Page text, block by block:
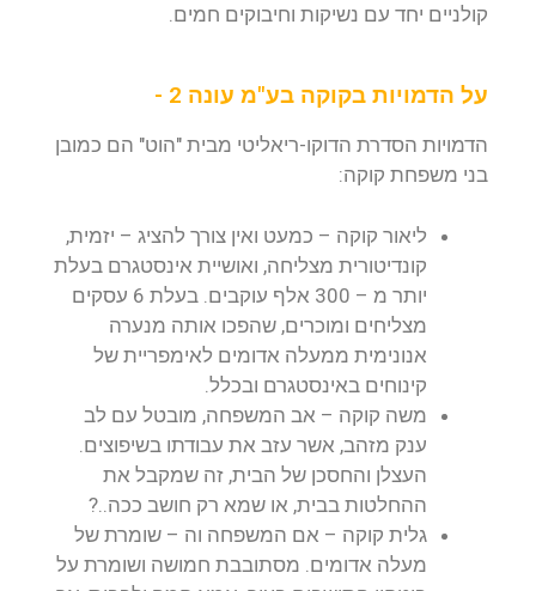
קולניים יחד עם נשיקות וחיבוקים חמים.
על הדמויות בקוקה בע"מ עונה 2 -
הדמויות הסדרת הדוקו-ריאליטי מבית "הוט" הם כמובן
בני משפחת קוקה:
ליאור קוקה – כמעט ואין צורך להציג – יזמית,
קונדיטורית מצליחה, ואושיית אינסטגרם בעלת
יותר מ – 300 אלף עוקבים. בעלת 6 עסקים
מצליחים ומוכרים, שהפכו אותה מנערה
אנונימית ממעלה אדומים לאימפריית של
קינוחים באינסטגרם ובכלל.
משה קוקה – אב המשפחה, מובטל עם לב
ענק מזהב, אשר עזב את עבודתו בשיפוצים.
העצלן והחסכן של הבית, זה שמקבל את
ההחלטות בבית, או שמא רק חושב ככה..?
גלית קוקה – אם המשפחה וה – שומרת של
מעלה אדומים. מסתובבת חמושה ושומרת על